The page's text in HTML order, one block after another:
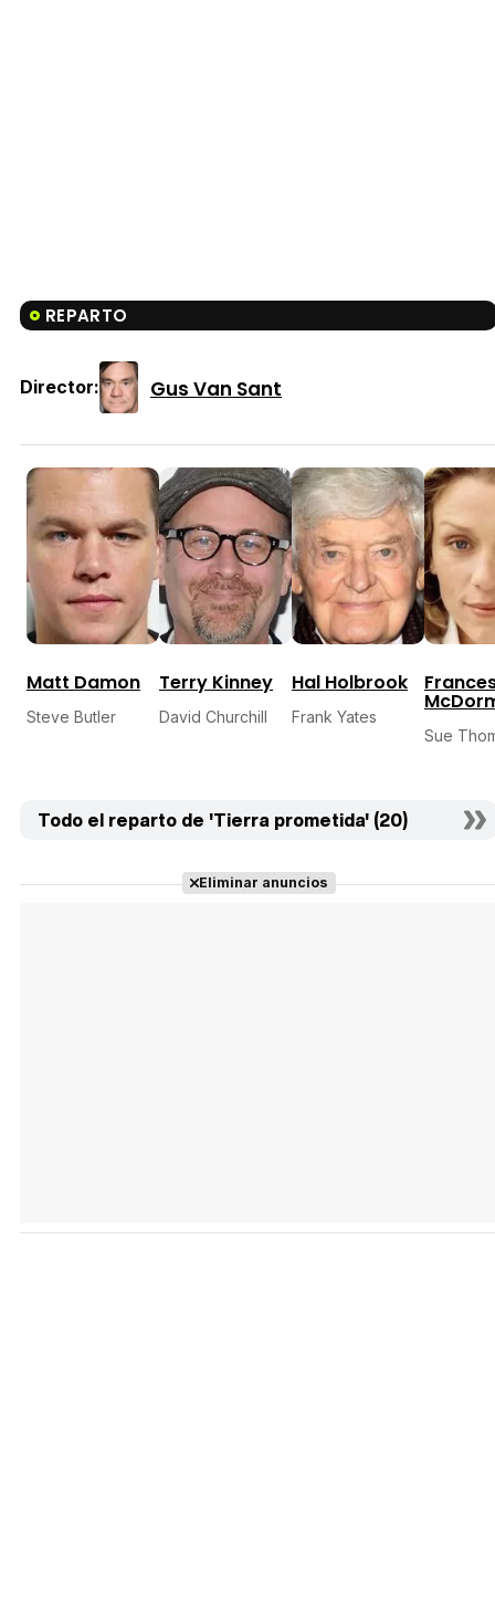
REPARTO
Director: Gus Van Sant
Matt Damon
Steve Butler
Terry Kinney
David Churchill
Hal Holbrook
Frank Yates
Sue
Todo el reparto de 'Tierra prometida' (20)
Eliminar anuncios